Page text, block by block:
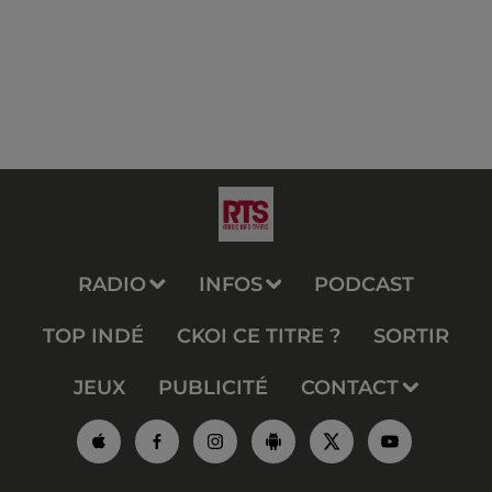
RADIO INFOS PODCAST
TOP INDÉ CKOI CE TITRE ? SORTIR
JEUX PUBLICITÉ CONTACT